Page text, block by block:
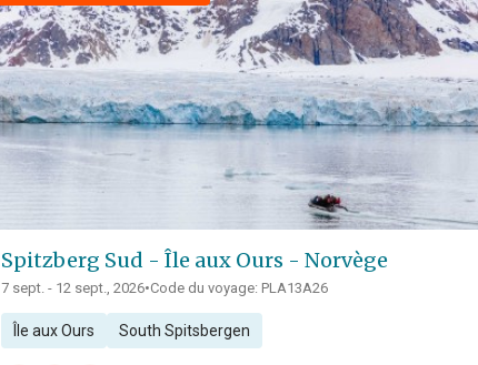
Spitzberg Sud - Île aux Ours - Norvège
7 sept. - 12 sept., 2026•Code du voyage: PLA13A26
Île aux Ours South Spitsbergen